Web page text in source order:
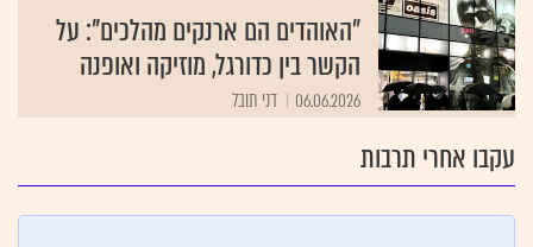
"האוהדים הם ארנקים מהלכים": על
הקשר בין כדורגל, מוזיקה ואופנה
06.06.2026 דני תובל
עקבו אחרי תרבות